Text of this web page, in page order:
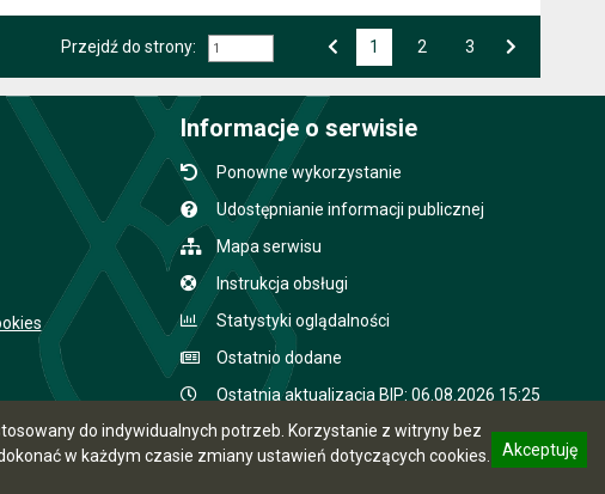
do indywidualnych potrzeb. Korzystanie z witryny bez
w każdym czasie zmiany ustawień dotyczących cookies.
Akceptuję
Przejdź do strony: 1 2 3
Informacje o serwisie
Ponowne wykorzystanie
Udostępnianie informacji publicznej
Mapa serwisu
Instrukcja obsługi
Statystyki oglądalności
Ostatnio dodane
Ostatnia aktualizacja BIP: 06.08.2026 15:25
CMS i hosting: Logonet Sp. z o.o. w Bydgoszczy